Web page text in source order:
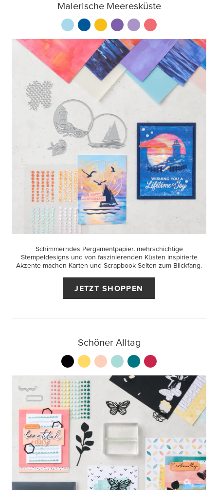
Malerische Meeresküste
Schimmerndes Pergamentpapier, mehrschichtige
Stempeldesigns und von faszinierenden Küsten inspirierte
Akzente machen Karten und Scrapbook-Seiten zum Blickfang.
JETZT SHOPPEN
Schöner Alltag